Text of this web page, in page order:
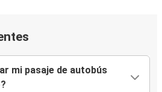
mi pasaje de autobús